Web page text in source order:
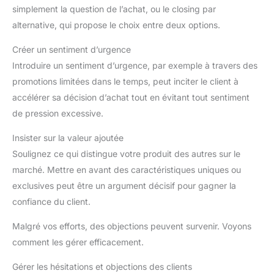
simplement la question de l’achat, ou le closing par
alternative, qui propose le choix entre deux options.
Créer un sentiment d’urgence
Introduire un sentiment d’urgence, par exemple à travers des
promotions limitées dans le temps, peut inciter le client à
accélérer sa décision d’achat tout en évitant tout sentiment
de pression excessive.
Insister sur la valeur ajoutée
Soulignez ce qui distingue votre produit des autres sur le
marché. Mettre en avant des caractéristiques uniques ou
exclusives peut être un argument décisif pour gagner la
confiance du client.
Malgré vos efforts, des objections peuvent survenir. Voyons
comment les gérer efficacement.
Gérer les hésitations et objections des clients